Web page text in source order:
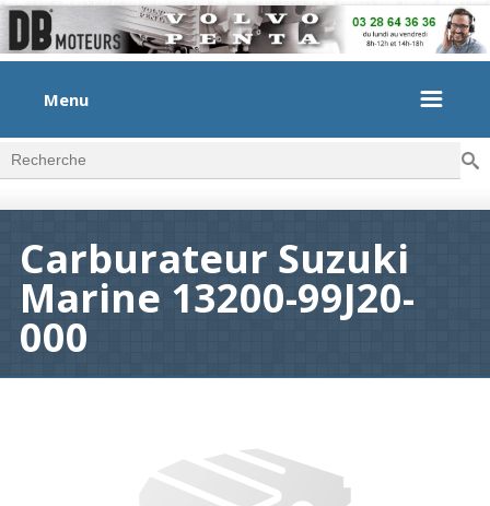
Menu
Formulaire de recherche
Carburateur Suzuki
Marine 13200-99J20-
000